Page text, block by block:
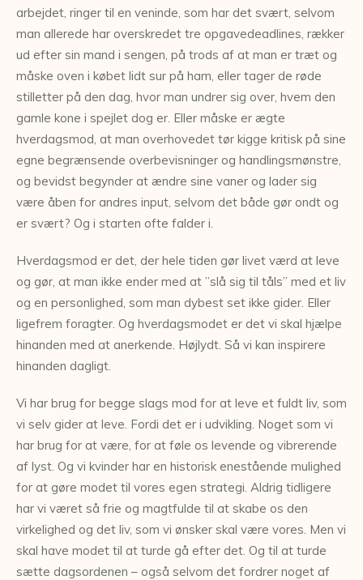
arbejdet, ringer til en veninde, som har det svært, selvom
man allerede har overskredet tre opgavedeadlines, rækker
ud efter sin mand i sengen, på trods af at man er træt og
måske oven i købet lidt sur på ham, eller tager de røde
stilletter på den dag, hvor man undrer sig over, hvem den
gamle kone i spejlet dog er. Eller måske er ægte
hverdagsmod, at man overhovedet tør kigge kritisk på sine
egne begrænsende overbevisninger og handlingsmønstre,
og bevidst begynder at ændre sine vaner og lader sig
være åben for andres input, selvom det både gør ondt og
er svært? Og i starten ofte falder i.
Hverdagsmod er det, der hele tiden gør livet værd at leve
og gør, at man ikke ender med at ”slå sig til tåls” med et liv
og en personlighed, som man dybest set ikke gider. Eller
ligefrem foragter. Og hverdagsmodet er det vi skal hjælpe
hinanden med at anerkende. Højlydt. Så vi kan inspirere
hinanden dagligt.
Vi har brug for begge slags mod for at leve et fuldt liv, som
vi selv gider at leve. Fordi det er i udvikling. Noget som vi
har brug for at være, for at føle os levende og vibrerende
af lyst. Og vi kvinder har en historisk enestående mulighed
for at gøre modet til vores egen strategi. Aldrig tidligere
har vi været så frie og magtfulde til at skabe os den
virkelighed og det liv, som vi ønsker skal være vores. Men vi
skal have modet til at turde gå efter det. Og til at turde
sætte dagsordenen – også selvom det fordrer noget af